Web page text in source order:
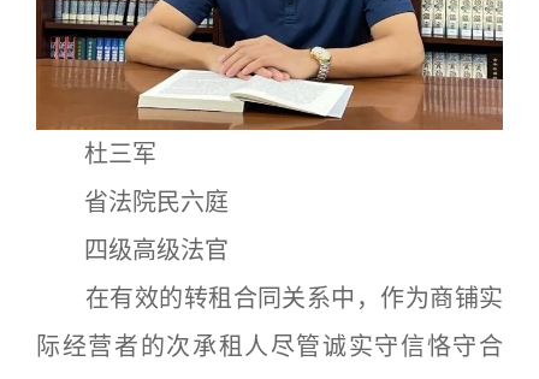
杜三军
省法院民六庭
四级高级法官
在有效的转租合同关系中，作为商铺实
际经营者的次承租人尽管诚实守信恪守合